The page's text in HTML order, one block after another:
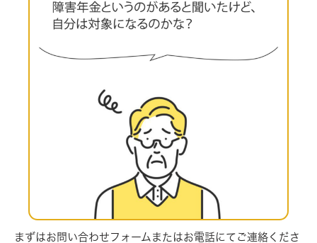
まずはお問い合わせフォームまたはお電話にてご連絡くださ